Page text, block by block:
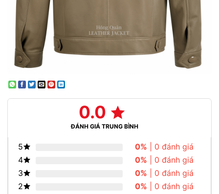
0.0
ĐÁNH GIÁ TRUNG BÌNH
5 0% | 0 đánh giá
4
0% | 0 đánh giá
3
0% | 0 đánh giá
2
0% | 0 đánh giá